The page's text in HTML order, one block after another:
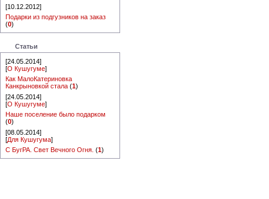
[10.12.2012]
Подарки из подгузников на заказ
(0)
Статьи
[24.05.2014]
[О Кушугуме]
Как МалоКатериновка
Канкрыновкой стала (1)
[24.05.2014]
[О Кушугуме]
Наше поселение было подарком
(0)
[08.05.2014]
[Для Кушугума]
С БугРА. Свет Вечного Огня. (1)